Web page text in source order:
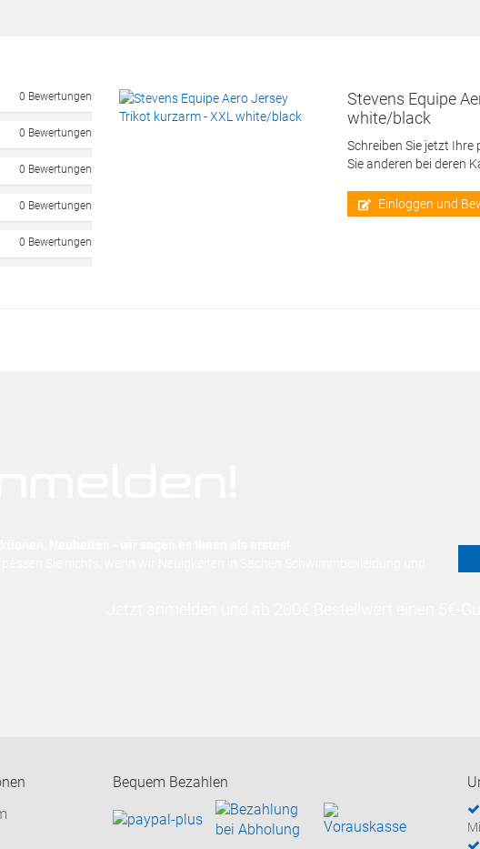
0 Bewertungen
0 Bewertungen
0 Bewertungen
0 Bewertungen
0 Bewertungen
Stevens Equipe
white/black
Schreiben Sie jetzt
Sie anderen bei deren
Einloggen und
Bequem Bezahlen